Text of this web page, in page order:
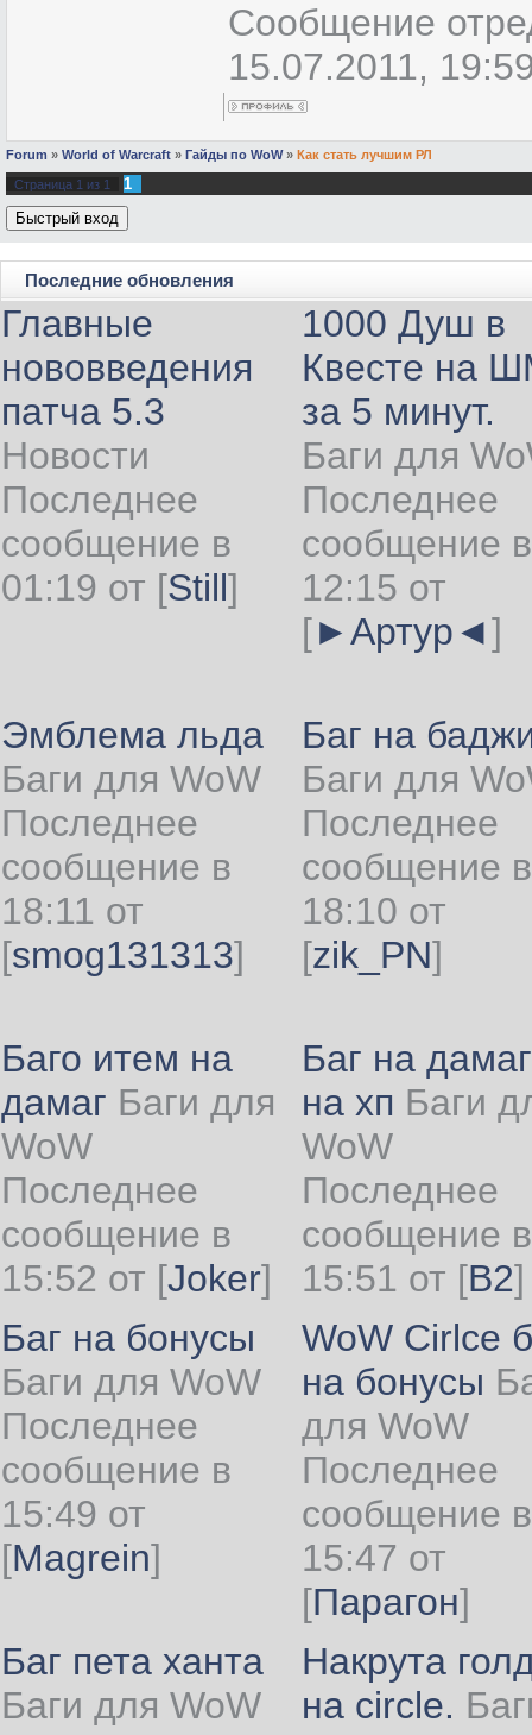
Сообщение
15.07.2011,
Forum » World of Warcraft » Гайды по WoW » Как стать лучшим РЛ
Страница 1 из 1 1
Последние обновления
Главные
нововведения
патча 5.3
Новости
Последнее
сообщение в
01:19 от [Still]
1000 Душ в
Квесте на
за 5 минут.
Баги для
Последнее
сообщение в
12:15 от
[►Артур◄]
Эмблема льда
Баги для WoW
Последнее
сообщение в
18:11 от
[smog131313]
Баг на
Баги для
Последнее
сообщение в
18:10 от
[zik_PN]
Баго итем на
дамаг Баги для
WoW
Последнее
сообщение в
15:52 от [Joker]
Баг на
на хп Баги
WoW
Последнее
сообщение в
15:51 от [B2]
Баг на бонусы
Баги для WoW
Последнее
сообщение в
15:49 от
[Magrein]
WoW Cirlce
на бонусы
для WoW
Последнее
сообщение в
15:47 от
[Парагон]
Баг пета ханта
Баги для WoW
Накрута
на circle.